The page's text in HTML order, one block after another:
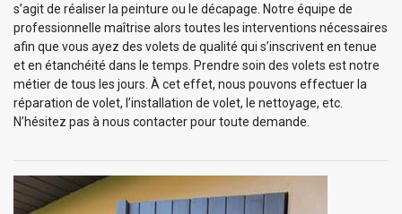
s’agit de réaliser la peinture ou le décapage. Notre équipe de
professionnelle maîtrise alors toutes les interventions nécessaires
afin que vous ayez des volets de qualité qui s’inscrivent en tenue
et en étanchéité dans le temps. Prendre soin des volets est notre
métier de tous les jours. À cet effet, nous pouvons effectuer la
réparation de volet, l’installation de volet, le nettoyage, etc.
N’hésitez pas à nous contacter pour toute demande.